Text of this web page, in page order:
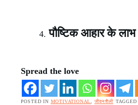
पौष्टिक आहार के लाभ
Spread the love
POSTED IN MOTIVATIONAL, जीवनशैली